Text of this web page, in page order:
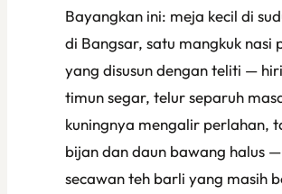
Bayangkan ini: meja kecil di
di Bangsar, satu mangkuk nasi
yang disusun dengan teliti —
timun segar, telur separuh
kuningnya mengalir perlahan,
bijan dan daun bawang halus
secawan teh barli yang masih